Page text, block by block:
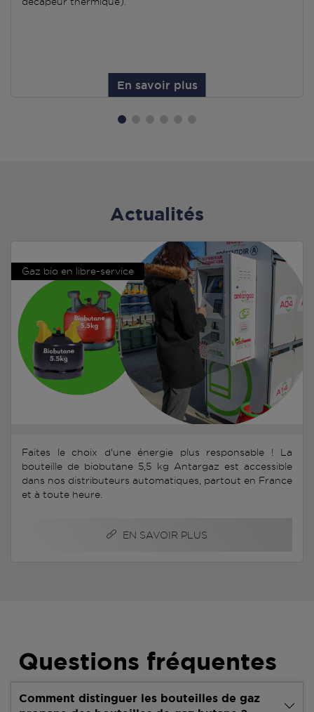
En savoir plus
Actualités
Gaz bio en libre-service
Faites le choix d'une énergie plus responsable ! La
bouteille de biobutane 5,5 kg Antargaz est accessible
dans nos distributeurs automatiques, partout en France
et à toute heure.
EN SAVOIR PLUS
Questions fréquentes
Comment distinguer les bouteilles de gaz